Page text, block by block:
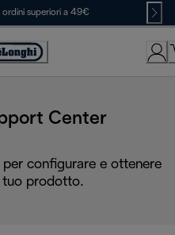
ordini superiori a 49€
Center
configurare e ottenere
tuo prodotto.